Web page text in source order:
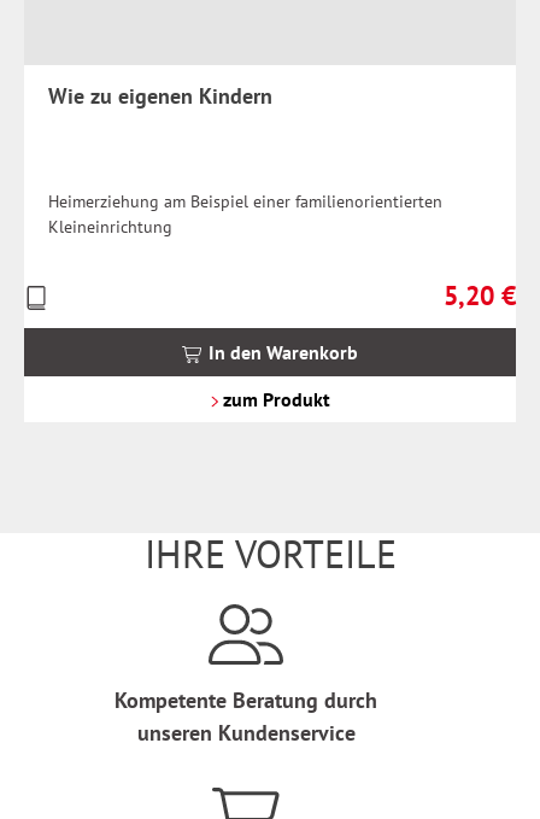
Wie zu eigenen Kindern
Heimerziehung am Beispiel einer familienorientierten
Kleineinrichtung
Regulärer
5,20 €
Preise
inkl.
In den Warenkorb
zum Produkt
IHRE VORTEILE
Kompetente Beratung durch
unseren Kundenservice